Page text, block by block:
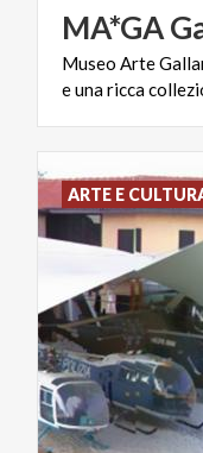
MA*GA
Museo Arte
eunaricca
ARTE E